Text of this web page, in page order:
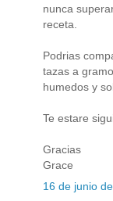
nunca
receta.
Podrias
tazas a
humedos y
Te estare
Gracias
Grace
16 de junio